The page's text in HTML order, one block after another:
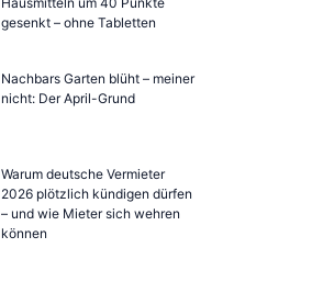
gesenkt – ohne Tabletten
Nachbars Garten blüht – meiner
nicht: Der April-Grund
Warum deutsche Vermieter
2026 plötzlich kündigen dürfen
– und wie Mieter sich wehren
können